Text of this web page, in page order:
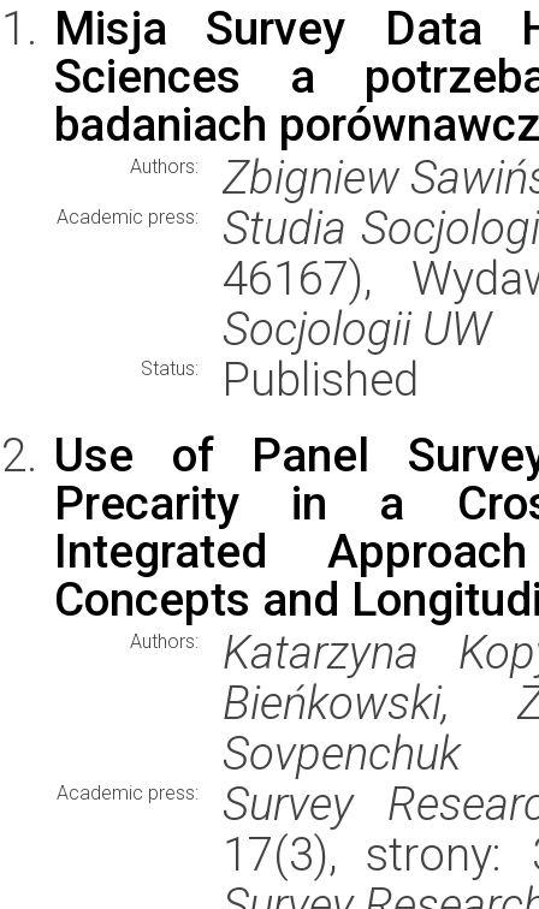
Misja Survey Data
Sciences a
badaniach
Authors: Zbigniew
Academic press:
Studia
46167),
Socjologii UW
Status:
Published
Use of Panel
Precarity in a
Integrated
Concepts and
Authors:
Katarzyna
Bieńkowski,
Sovpenchuk
Academic press:
Survey
17(3), strony: